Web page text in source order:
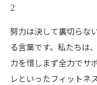
2
努力は決して裏切らな
る言葉です。私たちは
力を惜しまず全力でサ
レといったフィットネ